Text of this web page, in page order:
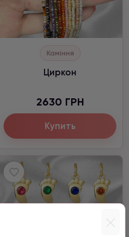
Каміння
Циркон
2630 ГРН
Купить